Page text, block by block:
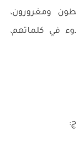
ومغرورون،
في كلماتهم،